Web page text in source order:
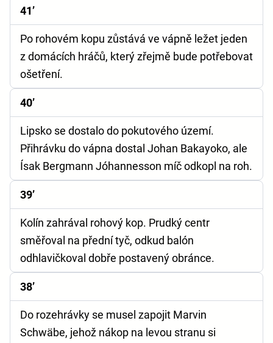
41’
Po rohovém kopu zůstává ve vápně ležet jeden
z domácích hráčů, který zřejmě bude potřebovat
ošetření.
40’
Lipsko se dostalo do pokutového území.
Přihrávku do vápna dostal Johan Bakayoko, ale
Ísak Bergmann Jóhannesson míč odkopl na roh.
39’
Kolín zahrával rohový kop. Prudký centr
směřoval na přední tyč, odkud balón
odhlavičkoval dobře postavený obránce.
38’
Do rozehrávky se musel zapojit Marvin
Schwäbe, jehož nákop na levou stranu si